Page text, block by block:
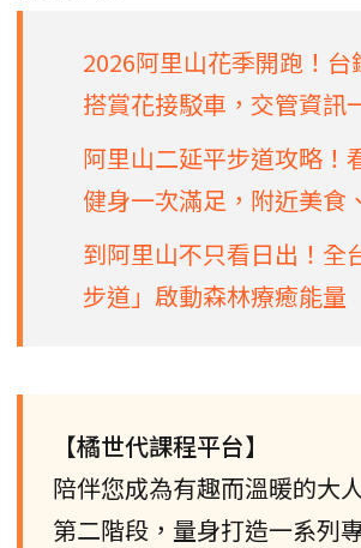
2026阿里山花季開跑！台
搭賞花接駁車，交管資訊
阿里山二延平步道攻略！
健身一次滿足，附近美食
到阿里山不只看日出！全
步道」啟動森林療癒能量
【橘世代課程平台】
陪伴您成為有趣而溫暖的大
第二階段，量身打造一系列